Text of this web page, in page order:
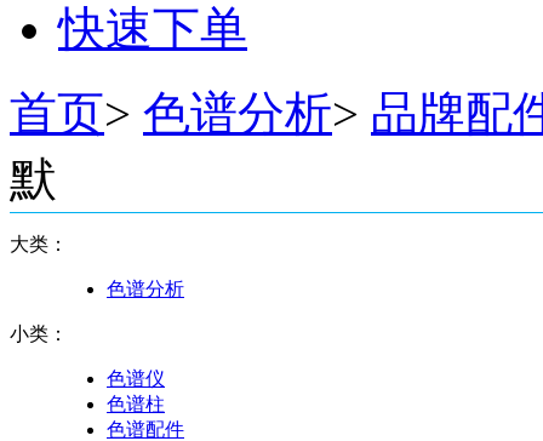
快速下单
首页> 色谱分析> 品牌配
默
大类：
色谱分析
小类：
色谱仪
色谱柱
色谱配件